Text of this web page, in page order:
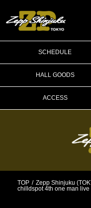
SCHEDULE
HALL GOODS
ACCESS
TOP Zepp Shinjuku
chilldspot 4th one man live